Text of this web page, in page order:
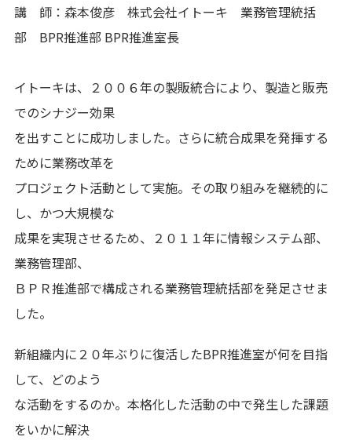
講 師：森本俊彦 株式会社イトーキ 業務管理統括
部 BPR推進部 BPR推進室長
イトーキは、２００６年の製販統合により、製造と販売
でのシナジー効果
を出すことに成功しました。さらに統合成果を発揮する
ために業務改革を
プロジェクト活動として実施。その取り組みを継続的に
し、かつ大規模な
成果を実現させるため、２０１１年に情報システム部、
業務管理部、
ＢＰＲ推進部で構成される業務管理統括部を発足させま
した。
新組織内に２０年ぶりに復活したBPR推進室が何を目指
して、どのよう
な活動をするのか。本格化した活動の中で発生した課題
をいかに解決